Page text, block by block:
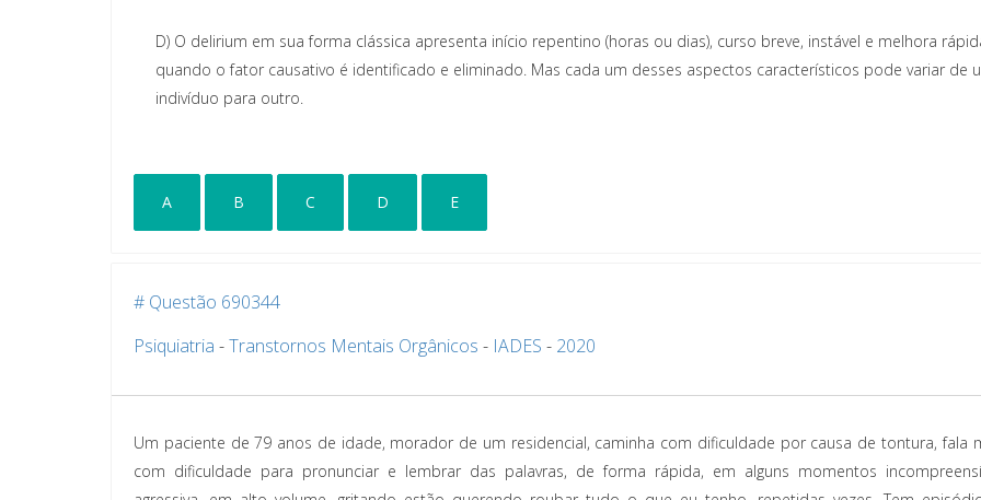
D) O delirium em sua forma clássica apresenta início repentino (horas ou dias), curso breve, instável e melhora
quando o fator causativo é identificado e eliminado. Mas cada um desses aspectos característicos pode variar de
indivíduo para outro.
A B C D E
# Questão 690344
Psiquiatria -Transtornos Mentais Orgânicos - IADES - 2020
Um paciente de 79 anos de idade, morador de um residencial, caminha com dificuldade por causa de tontura, fala
com dificuldade para pronunciar e lembrar das palavras, de forma rápida, em alguns momentos